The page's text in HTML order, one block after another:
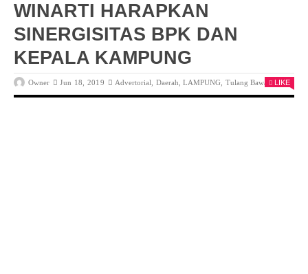
WINARTI HARAPKAN
SINERGISITAS BPK DAN
KEPALA KAMPUNG
Owner Jun 18, 2019 Advertorial Daerah ,LAMPUNG ,Tulang Bawang 0
LIKE